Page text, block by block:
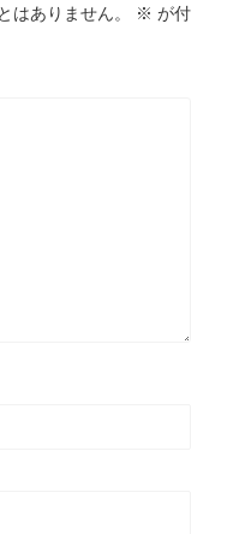
はありません。 ※ が付